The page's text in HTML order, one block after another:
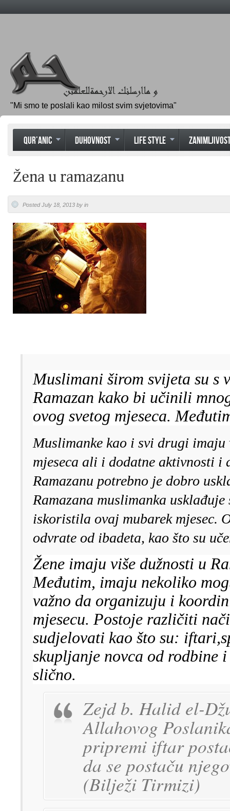
"Mi smo te poslali kao milost svim svjetovima"
QUR’ANIC DUHOVNOST LIFE STYLE
Žena u ramazanu
Posted July 18, 2013 by in
Muslimani širom svijeta su s
Ramazan kako bi učinili
ovog svetog mjeseca.
Muslimanke kao i svi drugi
mjeseca ali i dodatne aktivnosti
Ramazanu potrebno je dobro
Ramazana muslimanka
iskoristila ovaj mubarek mjesec.
odvrate od ibadeta, kao što su
Žene imaju više dužnosti u
Međutim, imaju nekoliko
važno da organizuju i
mjesecu. Postoje različiti
sudjelovati kao što su:
skupljanje novca od rodbine
slično.
Zejd b. Halid el-
Allahovog
pripremi iftar
da se postaču
(Bilježi Tirmizi)